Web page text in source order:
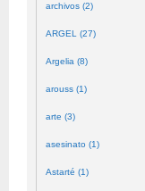
archivos (2)
ARGEL (27)
Argelia (8)
arouss (1)
arte (3)
asesinato (1)
Astarté (1)